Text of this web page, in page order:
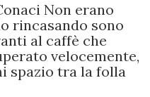
Non erano
rincasando sono
al caffè che
velocemente,
spazio tra la folla